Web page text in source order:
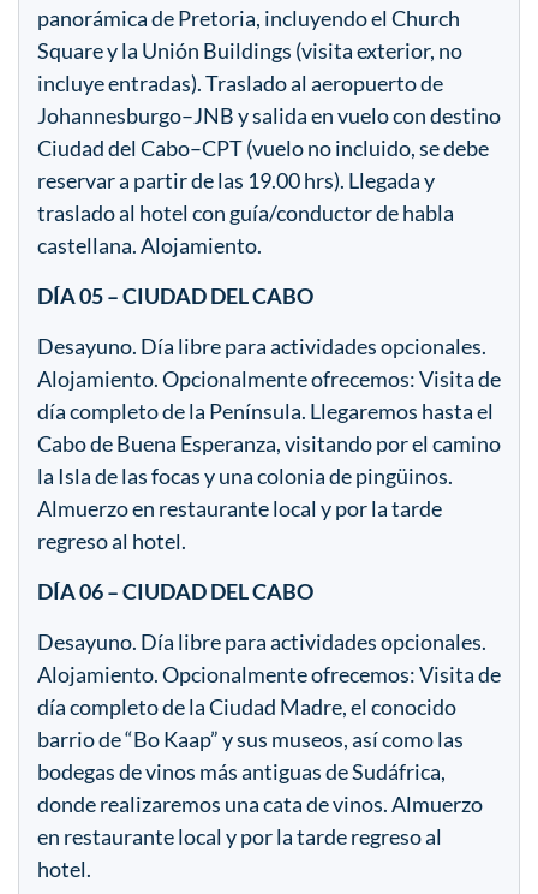
panorámica de Pretoria, incluyendo el Church
Square y la Unión Buildings (visita exterior, no
incluye entradas). Traslado al aeropuerto de
Johannesburgo–JNB y salida en vuelo con destino
Ciudad del Cabo–CPT (vuelo no incluido, se debe
reservar a partir de las 19.00 hrs). Llegada y
traslado al hotel con guía/conductor de habla
castellana. Alojamiento.
DÍA 05 – CIUDAD DEL CABO
Desayuno. Día libre para actividades opcionales.
Alojamiento. Opcionalmente ofrecemos: Visita de
día completo de la Península. Llegaremos hasta el
Cabo de Buena Esperanza, visitando por el camino
la Isla de las focas y una colonia de pingüinos.
Almuerzo en restaurante local y por la tarde
regreso al hotel.
DÍA 06 – CIUDAD DEL CABO
Desayuno. Día libre para actividades opcionales.
Alojamiento. Opcionalmente ofrecemos: Visita de
día completo de la Ciudad Madre, el conocido
barrio de “Bo Kaap” y sus museos, así como las
bodegas de vinos más antiguas de Sudáfrica,
donde realizaremos una cata de vinos. Almuerzo
en restaurante local y por la tarde regreso al
hotel.